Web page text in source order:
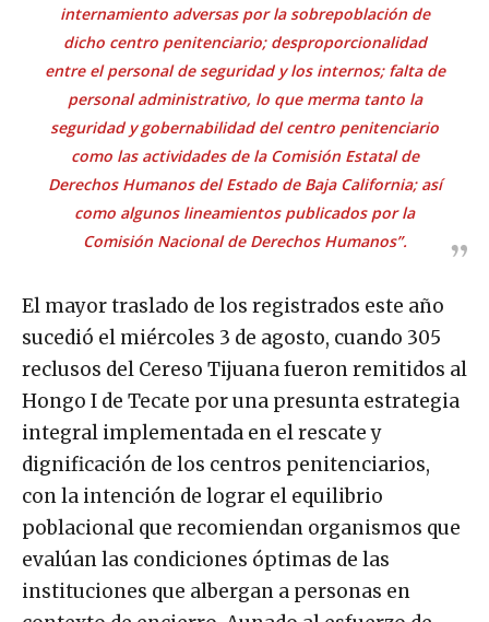
internamiento adversas por la sobrepoblación de
dicho centro penitenciario; desproporcionalidad
entre el personal de seguridad y los internos; falta de
personal administrativo, lo que merma tanto la
seguridad y gobernabilidad del centro penitenciario
como las actividades de la Comisión Estatal de
Derechos Humanos del Estado de Baja California; así
como algunos lineamientos publicados por la
Comisión Nacional de Derechos Humanos”.
El mayor traslado de los registrados este año
sucedió el miércoles 3 de agosto, cuando 305
reclusos del Cereso Tijuana fueron remitidos al
Hongo I de Tecate por una presunta estrategia
integral implementada en el rescate y
dignificación de los centros penitenciarios,
con la intención de lograr el equilibrio
poblacional que recomiendan organismos que
evalúan las condiciones óptimas de las
instituciones que albergan a personas en